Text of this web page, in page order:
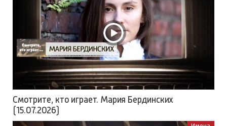
Смотрите, кто играет. Мария Бердинских
(15.07.2026)